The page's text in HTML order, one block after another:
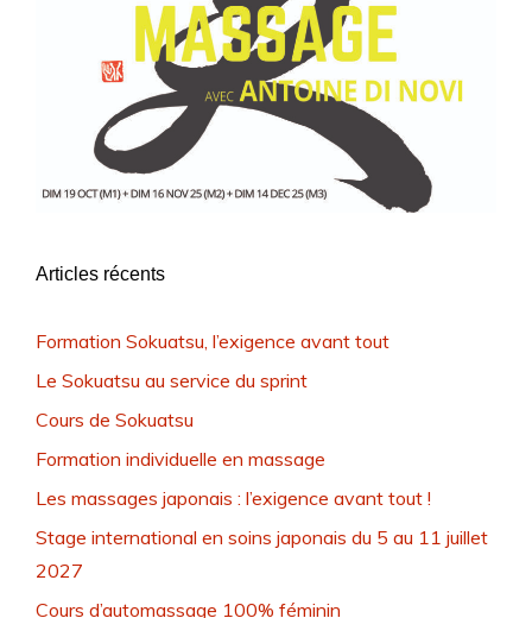
Articles récents
Formation Sokuatsu, l’exigence avant tout
Le Sokuatsu au service du sprint
Cours de Sokuatsu
Formation individuelle en massage
Les massages japonais : l’exigence avant tout !
Stage international en soins japonais du 5 au 11 juillet
2027
Cours d’automassage 100% féminin